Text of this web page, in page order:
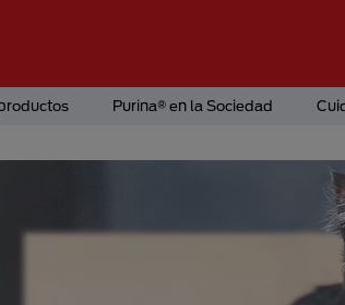
Purina® en la Sociedad